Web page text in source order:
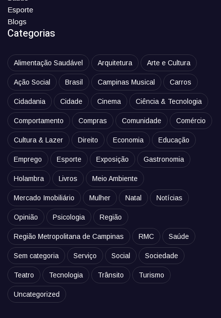
Esporte
Blogs
Categorias
Alimentação Saudável Arquitetura Arte e Cultura
Ação Social Brasil Campinas Musical Carros
Cidadania Cidade Cinema Ciência & Tecnologia
Comportamento Compras Comunidade Comércio
Cultura & Lazer Direito Economia Educação
Emprego Esporte Exposição Gastronomia
Holambra Livros Meio Ambiente
Mercado Imobiliário Mulher Natal Notícias
Opinião Psicologia Região
Região Metropolitana de Campinas RMC Saúde
Sem categoria Serviço Social Sociedade
Teatro Tecnologia Trânsito Turismo
Uncategorized